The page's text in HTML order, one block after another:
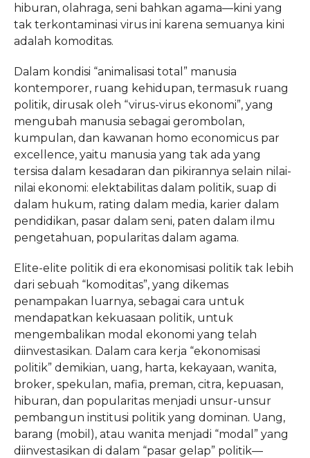
hiburan, olahraga, seni bahkan agama—kini yang
tak terkontaminasi virus ini karena semuanya kini
adalah komoditas.
Dalam kondisi “animalisasi total” manusia
kontemporer, ruang kehidupan, termasuk ruang
politik, dirusak oleh “virus-virus ekonomi”, yang
mengubah manusia sebagai gerombolan,
kumpulan, dan kawanan homo economicus par
excellence, yaitu manusia yang tak ada yang
tersisa dalam kesadaran dan pikirannya selain nilai-
nilai ekonomi: elektabilitas dalam politik, suap di
dalam hukum, rating dalam media, karier dalam
pendidikan, pasar dalam seni, paten dalam ilmu
pengetahuan, popularitas dalam agama.
Elite-elite politik di era ekonomisasi politik tak lebih
dari sebuah “komoditas”, yang dikemas
penampakan luarnya, sebagai cara untuk
mendapatkan kekuasaan politik, untuk
mengembalikan modal ekonomi yang telah
diinvestasikan. Dalam cara kerja “ekonomisasi
politik” demikian, uang, harta, kekayaan, wanita,
broker, spekulan, mafia, preman, citra, kepuasan,
hiburan, dan popularitas menjadi unsur-unsur
pembangun institusi politik yang dominan. Uang,
barang (mobil), atau wanita menjadi “modal” yang
diinvestasikan di dalam “pasar gelap” politik—